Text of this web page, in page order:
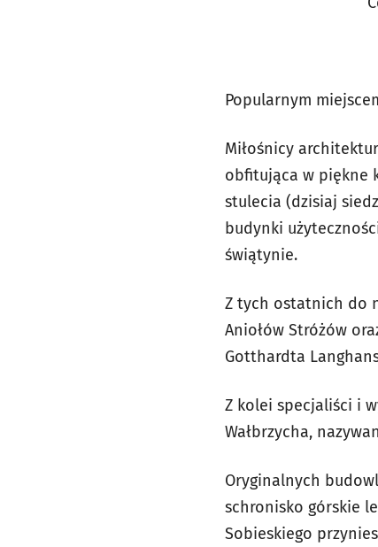
Popularnym
Miłośnicy
obfitująca w piękne
stulecia (dzisiaj
budynki
świątynie.
Z tych ostatnich do
Aniołów Stróżów
Gotthardta
Z kolei specjaliści i
Wałbrzycha,
Oryginalnych
schronisko górskie
Sobieskiego